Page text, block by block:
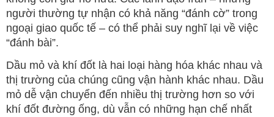
người thường tự nhận có khả năng “đánh cờ” trong
ngoại giao quốc tế – có thể phải suy nghĩ lại về việc
“đánh bài”.
Dầu mỏ và khí đốt là hai loại hàng hóa khác nhau và
thị trường của chúng cũng vận hành khác nhau. Dầu
mỏ dễ vận chuyển đến nhiều thị trường hơn so với
khí đốt đường ống, dù vẫn có những hạn chế nhất